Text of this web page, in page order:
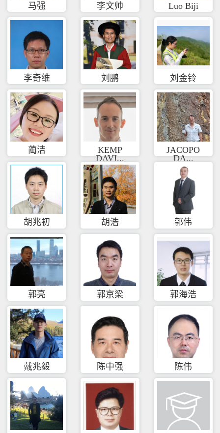
马强 李文帅 Luo Biji
李奇维 刘鹏 刘金铃
蔺洁
KEMP
DAVI...
JACOPO
DA...
胡兆初 胡浩 郭伟
郭亮 郭京梁 郭海浩
戴兆毅 陈中强 陈伟